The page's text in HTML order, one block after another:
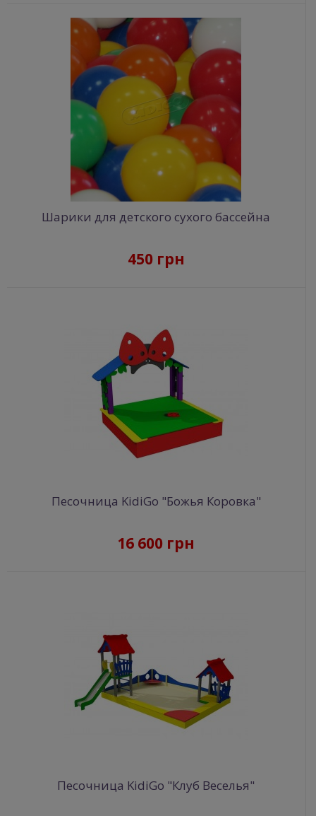
Шарики для детского сухого бассейна
450 грн
Песочница KidiGo "Божья Коровка"
16 600 грн
Песочница KidiGo "Клуб Веселья"